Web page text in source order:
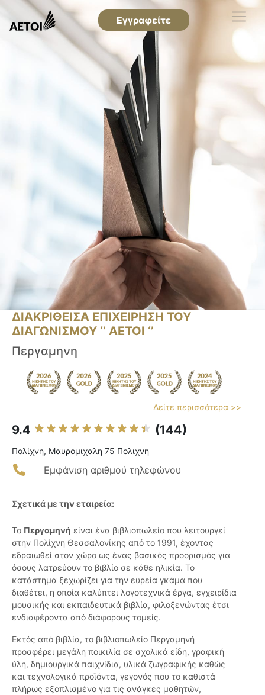
Εγγραφείτε
ΔΙΑΚΡΙΘΕΙΣΑ ΕΠΙΧΕΙΡΗΣΗ ΤΟΥ
ΔΙΑΓΩΝΙΣΜΟΥ ‘’ ΑΕΤΟΙ ‘’
Περγαμηνη
Δείτε περισσότερα >>
9.4 (144)
Πολίχνη, Μαυρομιχαλη 75 Πολιχνη
Εμφάνιση αριθμού τηλεφώνου
Σχετικά με την εταιρεία:
Το Περγαμηνή είναι ένα βιβλιοπωλείο που λειτουργεί
στην Πολίχνη Θεσσαλονίκης από το 1991, έχοντας
εδραιωθεί στον χώρο ως ένας βασικός προορισμός για
όσους λατρεύουν το βιβλίο σε κάθε ηλικία. Το
κατάστημα ξεχωρίζει για την ευρεία γκάμα που
διαθέτει, η οποία καλύπτει λογοτεχνικά έργα, εγχειρίδια
μουσικής και εκπαιδευτικά βιβλία, φιλοξενώντας έτσι
ενδιαφέροντα από διάφορους τομείς.
Εκτός από βιβλία, το βιβλιοπωλείο Περγαμηνή
προσφέρει μεγάλη ποικιλία σε σχολικά είδη, γραφική
ύλη, δημιουργικά παιχνίδια, υλικά ζωγραφικής καθώς
και τεχνολογικά προϊόντα, γεγονός που το καθιστά
πλήρως εξοπλισμένο για τις ανάγκες μαθητών,